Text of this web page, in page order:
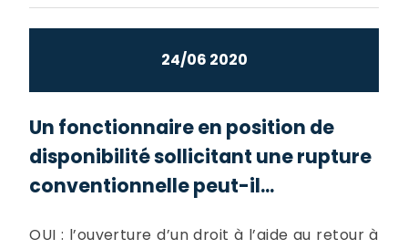
24/06 2020
Un fonctionnaire en position de
disponibilité sollicitant une rupture
conventionnelle peut-il...
OUI : l’ouverture d’un droit à l’aide au retour à